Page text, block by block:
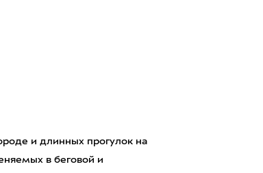
и длинных прогулок на
в беговой и